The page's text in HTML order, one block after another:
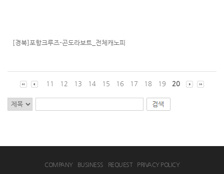
[경북]포항크루즈-곤도라보트_전체캐노피
11 12 13 14 15 16 17 18 19 20
COMPANY BUSINESS REQUEST PRIVACY POLICY